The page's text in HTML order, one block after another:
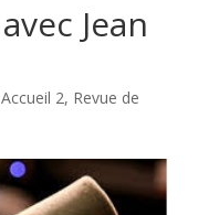
Jean
Accueil 2, Revue de